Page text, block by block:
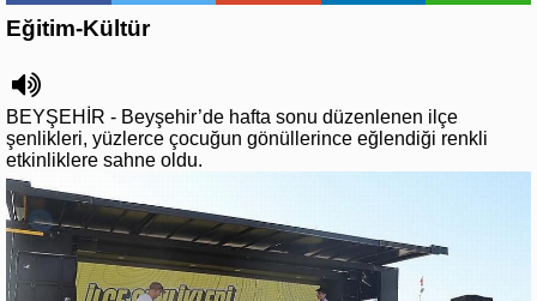
Eğitim-Kültür
BEYŞEHİR - Beyşehir’de hafta sonu düzenlenen ilçe
şenlikleri, yüzlerce çocuğun gönüllerince eğlendiği renkli
etkinliklere sahne oldu.